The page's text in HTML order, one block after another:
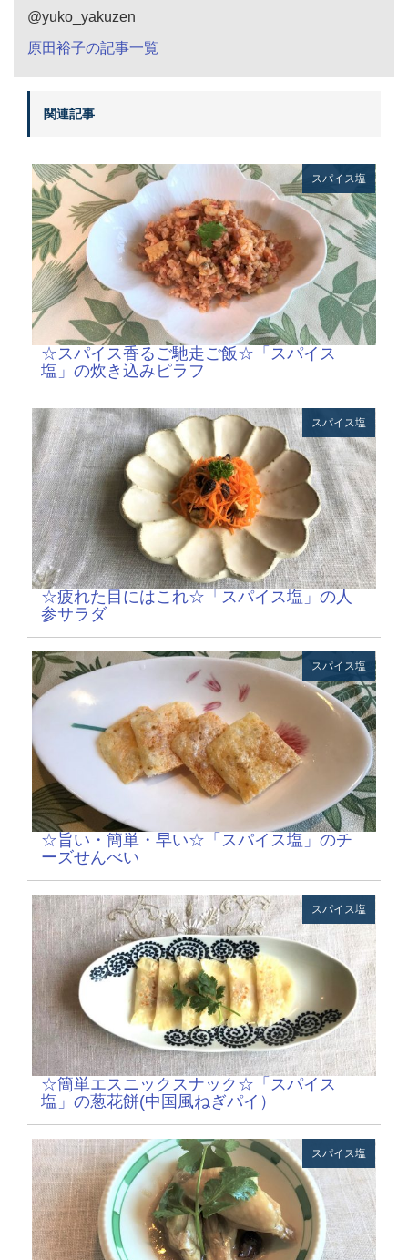
@yuko_yakuzen
原田裕子の記事一覧
関連記事
スパイス塩
☆スパイス香るご馳走ご飯☆「スパイス
塩」の炊き込みピラフ
スパイス塩
☆疲れた目にはこれ☆「スパイス塩」の人
参サラダ
スパイス塩
☆旨い・簡単・早い☆「スパイス塩」のチ
ーズせんべい
スパイス塩
☆簡単エスニックスナック☆「スパイス
塩」の葱花餅(中国風ねぎパイ）
スパイス塩